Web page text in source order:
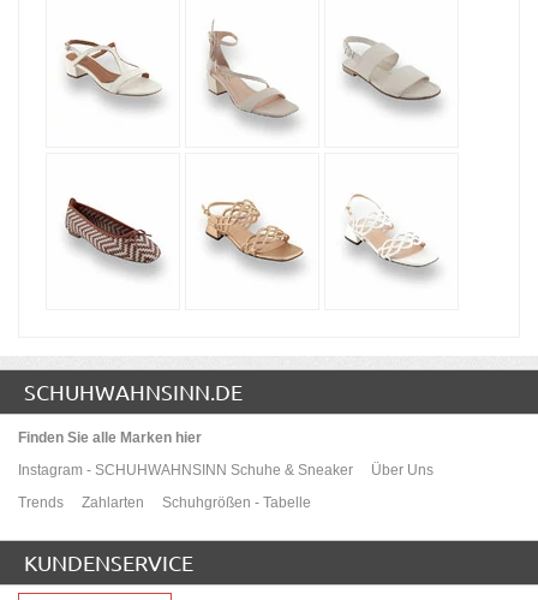
SCHUHWAHNSINN.DE
Finden Sie alle Marken hier
Instagram - SCHUHWAHNSINN Schuhe & Sneaker
Über Uns
Trends
Zahlarten Schuhgrößen - Tabelle
KUNDENSERVICE